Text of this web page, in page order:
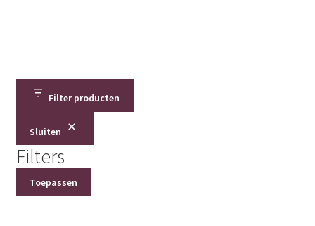
Bedankt
Error
Filter producten
Sluiten
Filters
Toepassen